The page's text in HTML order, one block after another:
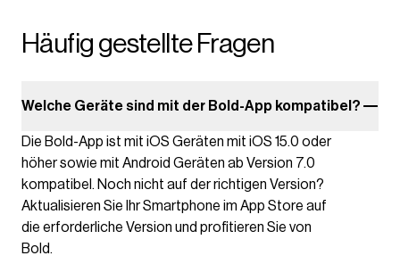
Häufig gestellte Fragen
Welche Geräte sind mit der Bold-App kompatibel?
Die Bold-App ist mit iOS Geräten mit iOS 15.0 oder
höher sowie mit Android Geräten ab Version 7.0
kompatibel. Noch nicht auf der richtigen Version?
Aktualisieren Sie Ihr Smartphone im App Store auf
die erforderliche Version und profitieren Sie von
Bold.